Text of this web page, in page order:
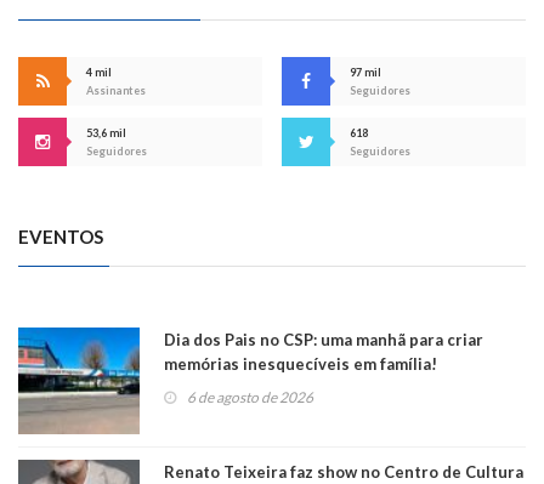
4 mil
Assinantes
97 mil
Seguidores
53,6 mil
Seguidores
618
Seguidores
EVENTOS
Dia dos Pais no CSP: uma manhã para criar
memórias inesquecíveis em família!
6 de agosto de 2026
Renato Teixeira faz show no Centro de Cultura